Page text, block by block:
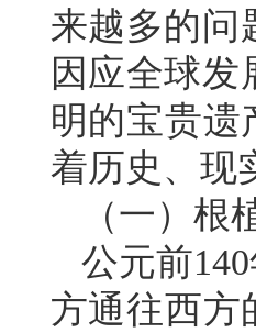
来越多的问
因应全球
明的宝贵遗
着历史、现
（一）根
公元前
方通往西方